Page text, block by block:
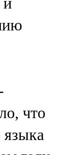
что
языка